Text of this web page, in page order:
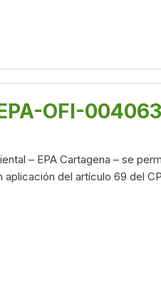
OFI-
– EPA Cartagena – se
del artículo 69 del